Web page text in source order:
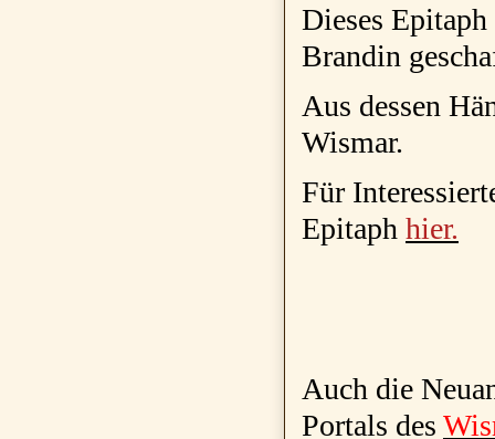
Dieses
Brandin
Aus dessen
Wismar.
Für
Epitaph hier.
Auch die
Portals des